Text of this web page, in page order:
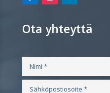
Ota yhteyttä